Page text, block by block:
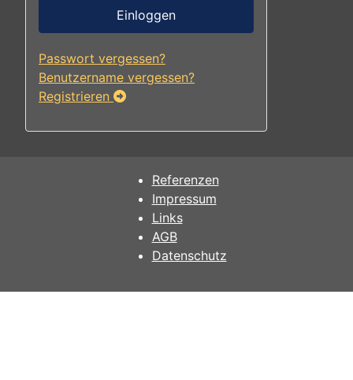
Einloggen
Passwort vergessen?
Benutzername vergessen?
Registrieren
Referenzen
Impressum
Links
AGB
Datenschutz